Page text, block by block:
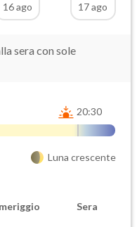
16 ago
17 ago
sera con sole
20:30
Luna crescente
Sera